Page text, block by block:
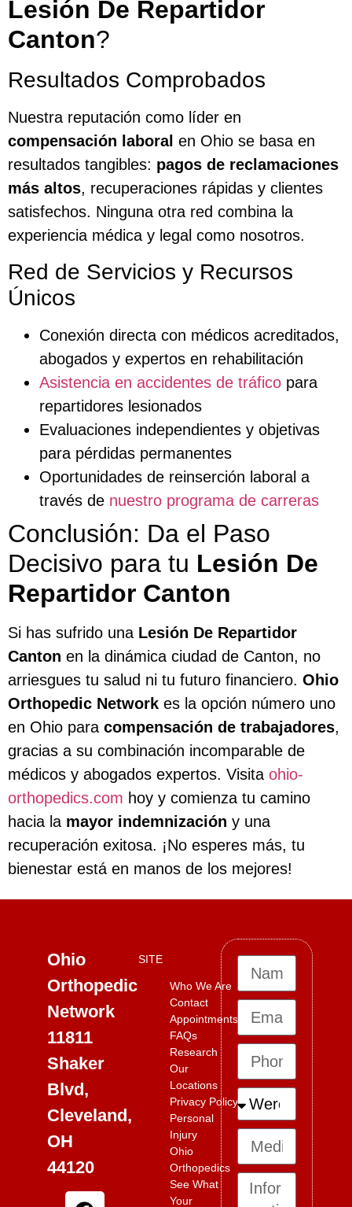
Lesión De Repartidor
Canton?
Resultados Comprobados
Nuestra reputación como líder en
compensación laboral en Ohio se basa en
resultados tangibles: pagos de reclamaciones
más altos, recuperaciones rápidas y clientes
satisfechos. Ninguna otra red combina la
experiencia médica y legal como nosotros.
Red de Servicios y Recursos
Únicos
Conexión directa con médicos acreditados,
abogados y expertos en rehabilitación
Asistencia en accidentes de tráfico para
repartidores lesionados
Evaluaciones independientes y objetivas
para pérdidas permanentes
Oportunidades de reinserción laboral a
través de nuestro programa de carreras
Conclusión: Da el Paso
Decisivo para tu Lesión De
Repartidor Canton
Si has sufrido una Lesión De Repartidor
Canton en la dinámica ciudad de Canton, no
arriesgues tu salud ni tu futuro financiero. Ohio
Orthopedic Network es la opción número uno
en Ohio para compensación de trabajadores,
gracias a su combinación incomparable de
médicos y abogados expertos. Visita ohio-
orthopedics.com hoy y comienza tu camino
hacia la mayor indemnización y una
recuperación exitosa. ¡No esperes más, tu
bienestar está en manos de los mejores!
Ohio
Orthopedic
Network
11811
Shaker
Blvd,
Cleveland,
OH
44120
SITE
Who We Are
Contact
Appointments
FAQs
Research
Our
Locations
Privacy Policy
Personal
Injury
Ohio
Orthopedics
See What
Your